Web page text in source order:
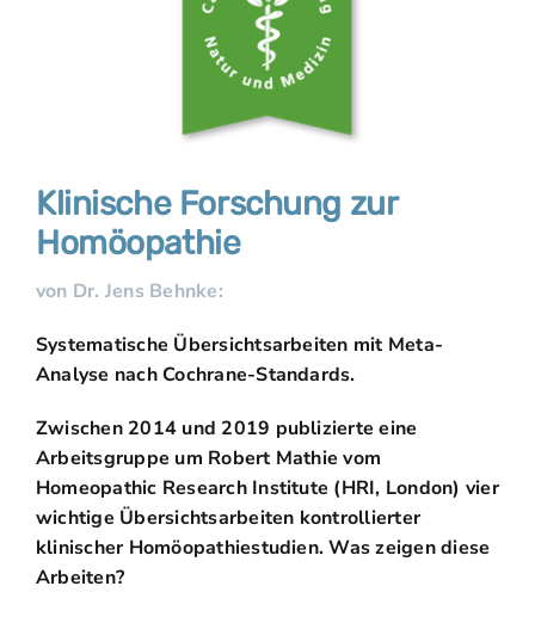
Klinische Forschung zur
Homöopathie
von Dr. Jens Behnke:
Systematische Übersichtsarbeiten mit Meta-
Analyse nach Cochrane-Standards.
Zwischen 2014 und 2019 publizierte eine
Arbeitsgruppe um Robert Mathie vom
Homeopathic Research Institute (HRI, London) vier
wichtige Übersichtsarbeiten kontrollierter
klinischer Homöopathiestudien. Was zeigen diese
Arbeiten?